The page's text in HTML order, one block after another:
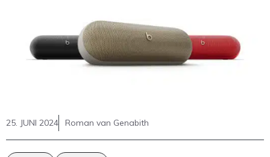
25. JUNI 2024 Roman van Genabith